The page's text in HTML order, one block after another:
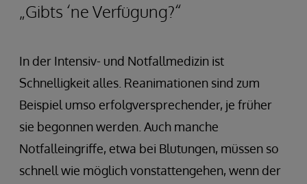
„Gibts ‘ne Verfügung?“
In der Intensiv- und Notfallmedizin ist
Schnelligkeit alles. Reanimationen sind zum
Beispiel umso erfolgversprechender, je früher
sie begonnen werden. Auch manche
Notfalleingriffe, etwa bei Blutungen, müssen so
schnell wie möglich vonstattengehen, wenn der